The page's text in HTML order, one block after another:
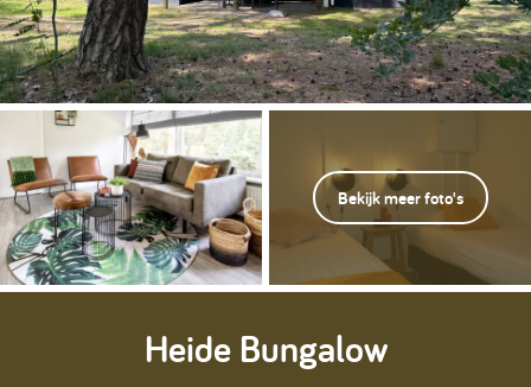
Omgeving
Ontdekken
Informatie
Kamperen
Bekijk meer foto's
Heide Bungalow